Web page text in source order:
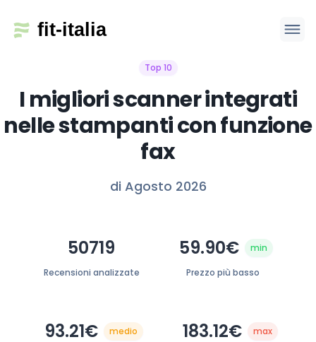
Top 10
I migliori scanner integrati
nelle stampanti con funzione
fax
di Agosto 2026
50719
Recensioni analizzate
59.90€ min
Prezzo più basso
93.21€ medio 183.12€ max